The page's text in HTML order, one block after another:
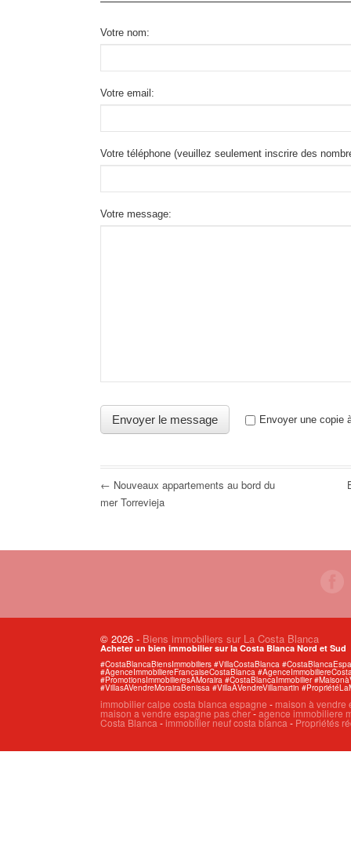
Votre nom:
Votre email:
Votre téléphone (veuillez seulement inscrire des
Votre message:
Envoyer une copie
← Nouveaux appartements au bord du
mer Torrevieja
© 2026 - Biens immobiliers sur La Costa Blanca
Acheter un bien immobilier sur la Costa Blanca Nord et Sud
#CostaBlancaBiensImmobiliers #VillaCostaBlanca
#AgenceImmobiliereFrancaiseCostaBlanca
#PromotionsImmobilieresÀMoraira #CostaBlancaImmobilier
#VillasAVendreMorairaBenissa #VillaÀVendreVillamartin
immobilier calpe costa blanca espagne - maison à vendre
maison a vendre espagne pas cher-agence immobiliere
Costa Blanca-immobilier neuf costa blanca- Propriétés